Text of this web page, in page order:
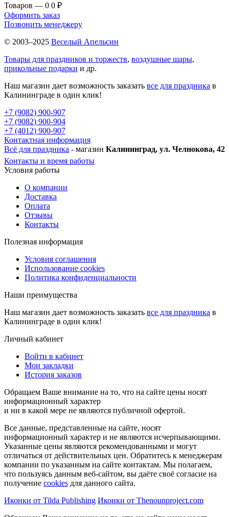
Товаров — 0 0 ₽
Оформить заказ
Позвонить менеджеру
© 2003–2025 Веселый Апельсин
Товары для праздников и торжеств, воздушные шары,
прикольные подарки и др.
Наш магазин дает возможность заказать все для праздника в
Калининграде в один клик!
+7 (9082) 900-907
+7 (9082) 900-904
+7 (4012) 900-907
Контактная информация
Всё для праздника - магазин Калининград, ул. Челнокова, 42
Контакты и время работы
Условия работы
О компании
Доставка
Оплата
Отзывы
Контакты
Полезная информация
Условия соглашения
Использование cookies
Политика конфиденциальности
Наши преимущества
Наш магазин дает возможность заказать все для праздника в
Калининграде в один клик!
Личный кабинет
Войти в кабинет
Мои закладки
История заказов
Обращаем Ваше внимание на то, что на сайте цены носят
информационный характер
и ни в какой мере не являются публичной офертой.
Все данные, представленные на сайте, носят
информационный характер и не являются исчерпывающими.
Указанные цены являются рекомендованными и могут
отличаться от действительных цен. Обратитесь к менеджерам
компании по указанным на сайте контактам. Мы полагаем,
что пользуясь данным веб-сайтом, вы даёте своё согласие на
получение cookies для данного сайта.
Иконки от Tilda Publishing Иконки от Thenounproject.com